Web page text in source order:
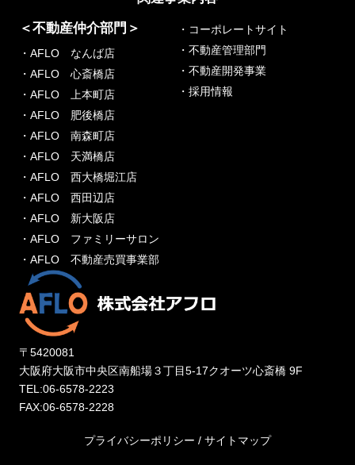
＜不動産仲介部門＞
・AFLO なんば店
・AFLO 心斎橋店
・AFLO 上本町店
・AFLO 肥後橋店
・AFLO 南森町店
・AFLO 天満橋店
・AFLO 西大橋堀江店
・AFLO 西田辺店
・AFLO 新大阪店
・AFLO ファミリーサロン
・AFLO 不動産売買事業部
・コーポレートサイト
・不動産管理部門
・不動産開発事業
・採用情報
〒5420081
大阪府大阪市中央区南船場３丁目5-17クオーツ心斎橋 9F
TEL:06-6578-2223
FAX:06-6578-2228
プライバシーポリシー / サイトマップ